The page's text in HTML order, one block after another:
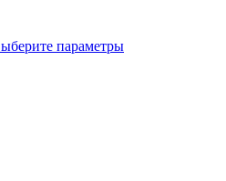
₽
параметрыЭтот